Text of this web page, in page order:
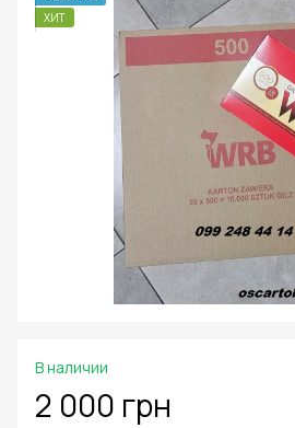
ХИТ
В наличии
2 000 грн